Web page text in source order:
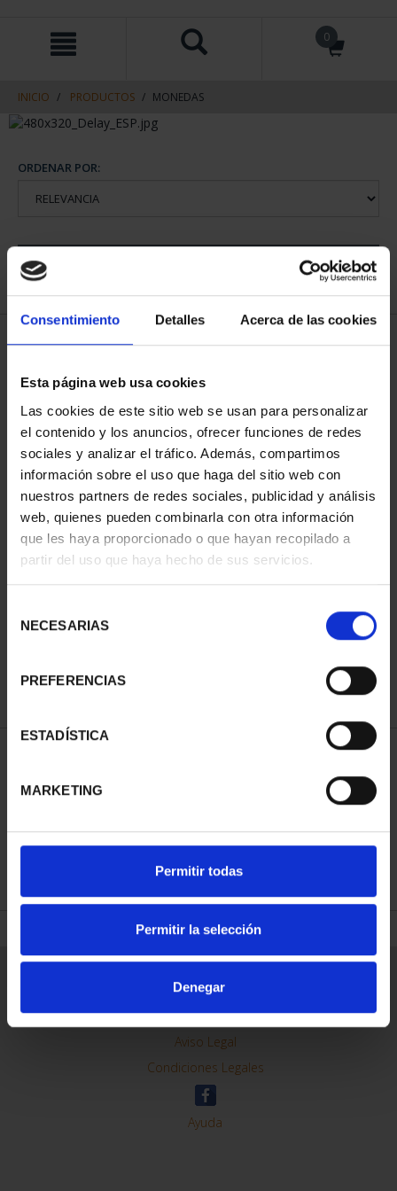
Consentimiento Detalles Acerca de las cookies
Esta página web usa cookies
Las cookies de este sitio web se usan para personalizar
el contenido y los anuncios, ofrecer funciones de redes
sociales y analizar el tráfico. Además, compartimos
información sobre el uso que haga del sitio web con
nuestros partners de redes sociales, publicidad y análisis
web, quienes pueden combinarla con otra información
que les haya proporcionado o que hayan recopilado a
partir del uso que haya hecho de sus servicios.
NECESARIAS
PREFERENCIAS
ESTADÍSTICA
MARKETING
Permitir todas
Permitir la selección
Denegar
contenido
navegacin
0
INICIO PRODUCTOS MONEDAS
ORDENAR POR:
1 Productos encontrados
145,00 €
REFINAR
Contacto
Preguntas Frequentes (FAQs)
Aviso Legal
Condiciones Legales
Ayuda